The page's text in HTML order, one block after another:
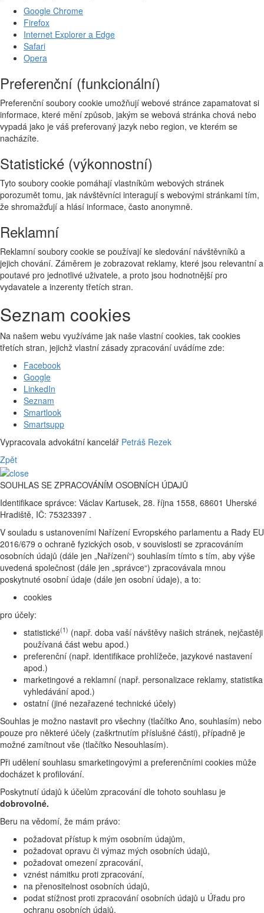
Google Chrome
Firefox
Internet Explorer a Edge
Safari
Opera
Preferenční (funkcionální)
Preferenční soubory cookie umožňují webové stránce zapamatovat si
informace, které mění způsob, jakým se webová stránka chová nebo
vypadá jako je váš preferovaný jazyk nebo region, ve kterém se
nacházíte.
Statistické (výkonnostní)
Tyto soubory cookie pomáhají vlastníkům webových stránek
porozumět tomu, jak návštěvníci interagují s webovými stránkami tím,
že shromažďují a hlásí informace, často anonymně.
Reklamní
Reklamní soubory cookie se používají ke sledování návštěvníků a
jejich chování. Záměrem je zobrazovat reklamy, které jsou relevantní a
poutavé pro jednotlivé uživatele, a proto jsou hodnotnější pro
vydavatele a inzerenty třetích stran.
Seznam cookies
Na našem webu využíváme jak naše vlastní cookies, tak cookies
třetích stran, jejichž vlastní zásady zpracování uvádíme zde:
Facebook
Google
LinkedIn
Seznam
Smartlook
Smartsupp
Vypracovala advokátní kancelář Petráš Rezek
Zpět
SOUHLAS SE ZPRACOVÁNÍM OSOBNÍCH ÚDAJŮ
Identifikace správce: Václav Kartusek, 28. října 1558, 68601 Uherské
Hradiště, IČ: 75323397 .
V souladu s ustanoveními Nařízení Evropského parlamentu a Rady EU
2016/679 o ochraně fyzických osob, v souvislosti se zpracováním
osobních údajů (dále jen „Nařízení“) souhlasím tímto s tím, aby výše
uvedená společnost (dále jen „správce“) zpracovávala mnou
poskytnuté osobní údaje (dále jen osobní údaje), a to:
cookies
pro účely:
statistické(1) (např. doba vaší návštěvy našich stránek, nejčastěji
používaná část webu apod.)
preferenční (např. identifikace prohlížeče, jazykové nastavení
apod.)
marketingové a reklamní (např. personalizace reklamy, statistika
vyhledávání apod.)
ostatní (jiné nezařazené technické účely)
Souhlas je možno nastavit pro všechny (tlačítko Ano, souhlasím) nebo
pouze pro některé účely (zaškrtnutím příslušné části), případně je
možné zamítnout vše (tlačítko Nesouhlasím).
Při udělení souhlasu smarketingovými a preferenčními cookies může
docházet k profilování.
Poskytnutí údajů k účelům zpracování dle tohoto souhlasu je
dobrovolné.
Beru na vědomí, že mám právo:
požadovat přístup k mým osobním údajům,
požadovat opravu či výmaz mých osobních údajů,
požadovat omezení zpracování,
vznést námitku proti zpracování,
na přenositelnost osobních údajů,
podat stížnost proti zpracování osobních údajů u Úřadu pro
ochranu osobních údajů.